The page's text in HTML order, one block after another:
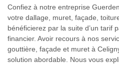
Confiez à notre entreprise
votre dallage, muret, façade,
bénéficierez par la suite d’un tarif
financier. Avoir recours à nos
gouttière, façade et muret à
solution abordable. Nous vous